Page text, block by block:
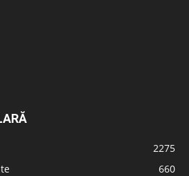
2275
660